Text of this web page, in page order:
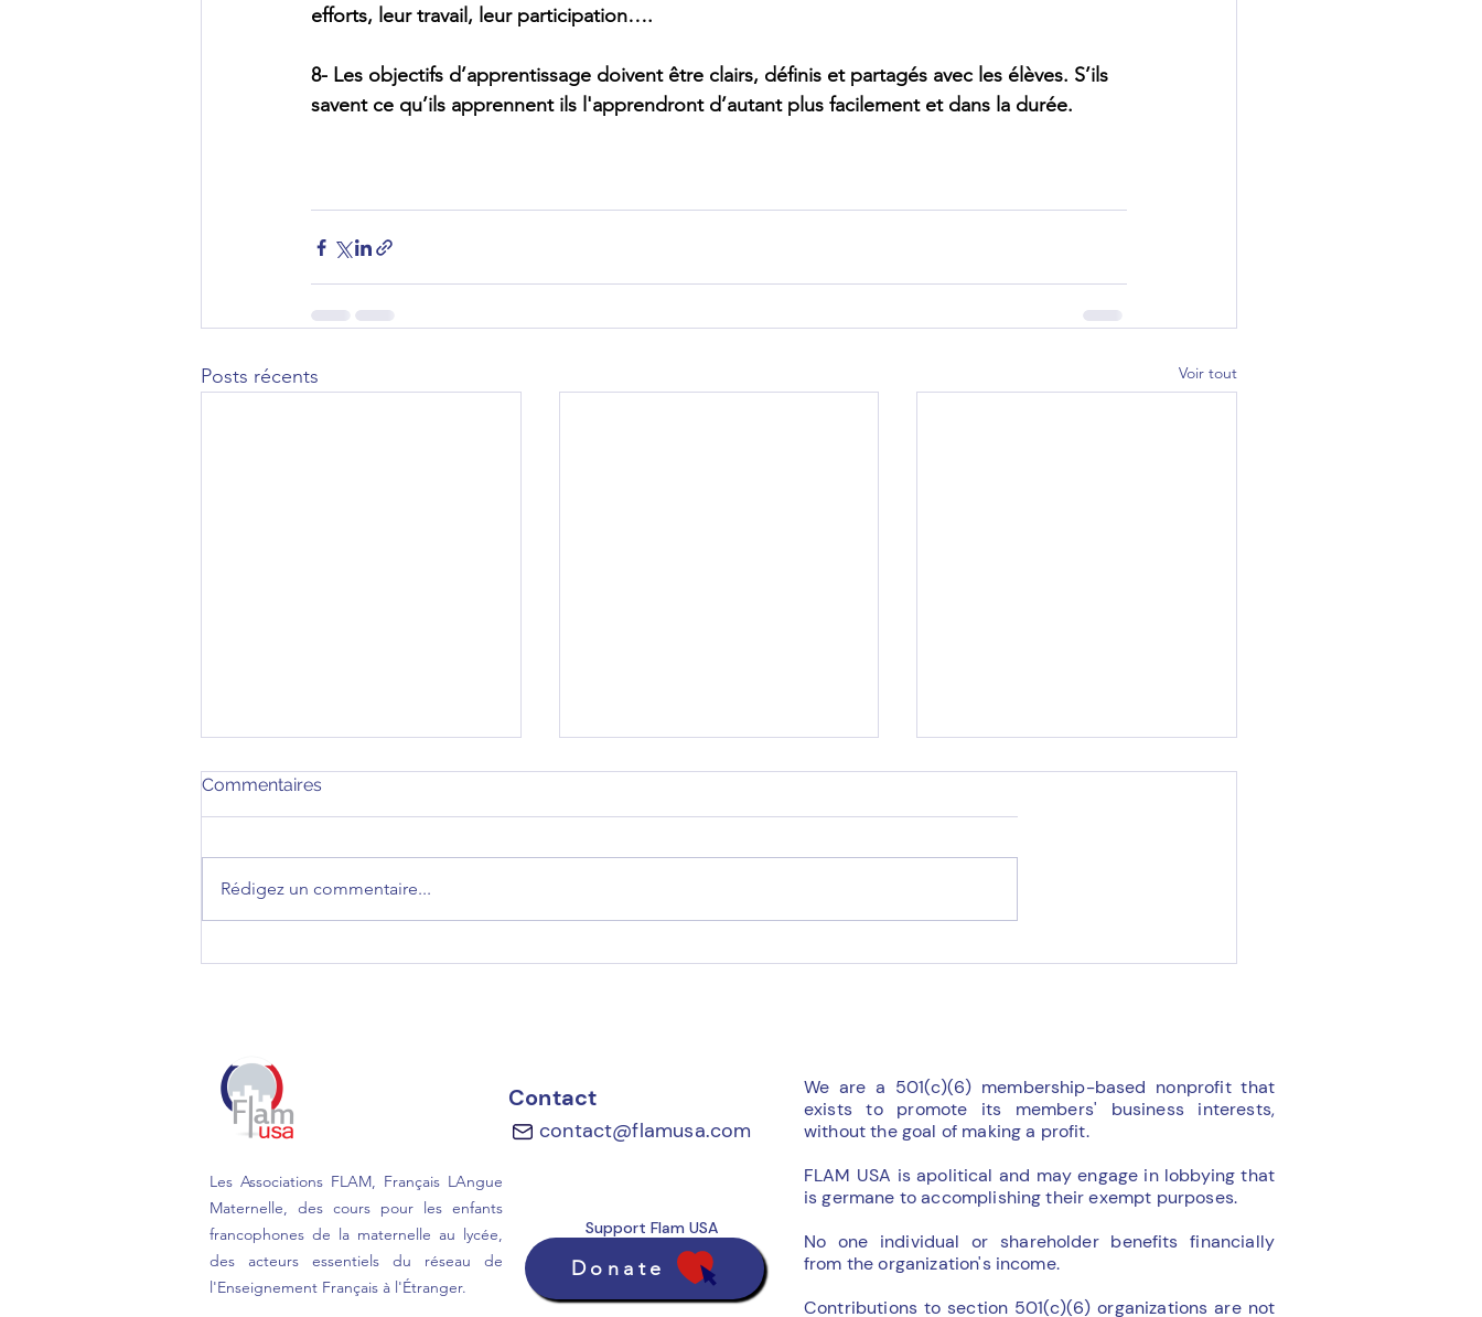
efforts, leur travail, leur participation….
8- Les objectifs d’apprentissage doivent être clairs, définis et partagés avec les élèves. S’ils
savent ce qu’ils apprennent ils l'apprendront d’autant plus facilement et dans la durée.
Posts récents Voir tout
Le courrier des FLAM
Commentaires
Rédigez un commentaire...
Les Associations FLAM, Français LAngue
Maternelle, des cours pour les enfants
francophones de la maternelle au lycée,
des acteurs essentiels du réseau de
l'Enseignement Français à l'Étranger.
Contact
contact@flamusa.com
Support Flam USA
Donate
We are a 501(c)(6) membership-based nonprofit that
exists to promote its members' business interests,
without the goal of making a profit.
FLAM USA is apolitical and may engage in lobbying that
is germane to accomplishing their exempt purposes.
No one individual or shareholder benefits financially
from the organization's income.
Contributions to section 501(c)(6) organizations are not